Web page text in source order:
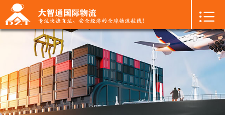
首页
国际空运 +
国际海运 +
国际陆运 +
